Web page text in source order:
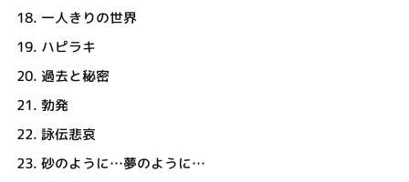
18. 一人きりの世界
19. ハピラキ
20. 過去と秘密
21. 勃発
22. 詠伝悲哀
23. 砂のように…夢のように…